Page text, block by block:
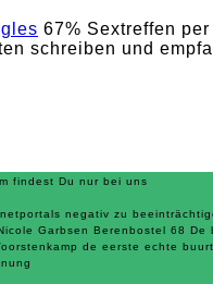
67% Sextreffen
schreiben und
findest Du nur bei uns
negativ zu
Garbsen Berenbostel 68
de eerste echte